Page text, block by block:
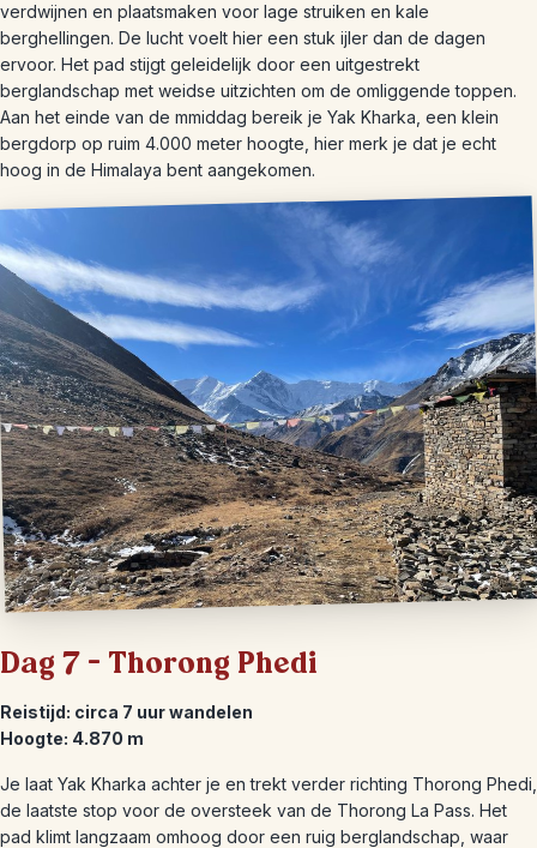
verdwijnen en plaatsmaken voor lage struiken en kale
berghellingen. De lucht voelt hier een stuk ijler dan de dagen
ervoor. Het pad stijgt geleidelijk door een uitgestrekt
berglandschap met weidse uitzichten om de omliggende toppen.
Aan het einde van de mmiddag bereik je Yak Kharka, een klein
bergdorp op ruim 4.000 meter hoogte, hier merk je dat je echt
hoog in de Himalaya bent aangekomen.
Dag 7 – Thorong Phedi
Reistijd: circa 7 uur wandelen
Hoogte: 4.870 m
Je laat Yak Kharka achter je en trekt verder richting Thorong Phedi,
de laatste stop voor de oversteek van de Thorong La Pass. Het
pad klimt langzaam omhoog door een ruig berglandschap, waar